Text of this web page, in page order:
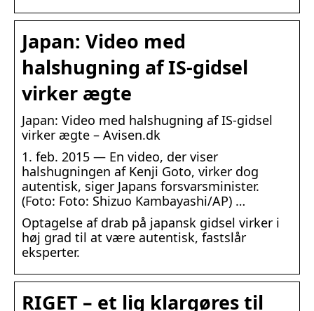
Japan: Video med
halshugning af IS-gidsel
virker ægte
Japan: Video med halshugning af IS-gidsel
virker ægte – Avisen.dk
1. feb. 2015 — En video, der viser
halshugningen af Kenji Goto, virker dog
autentisk, siger Japans forsvarsminister.
(Foto: Foto: Shizuo Kambayashi/AP) …
Optagelse af drab på japansk gidsel virker i
høj grad til at være autentisk, fastslår
eksperter.
RIGET – et lig klargøres til